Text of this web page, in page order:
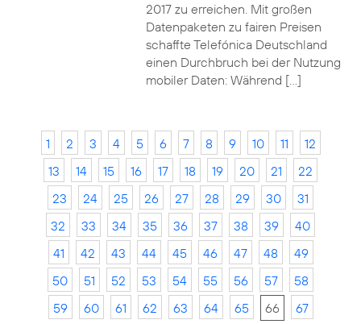
2017 zu erreichen. Mit großen
Datenpaketen zu fairen Preisen
schaffte Telefónica Deutschland
einen Durchbruch bei der Nutzung
mobiler Daten: Während […]
1 2 3 4 5 6 7 8 9 10 11
12
13
14 15 16 17 18 19 20 21
22
23
24 25 26 27 28 29 30
31
32
33 34 35 36 37 38 39
40
41
42 43 44 45 46 47 48
49
50
51 52 53 54 55 56 57
58
59
60 61 62 63 64 65 66
67